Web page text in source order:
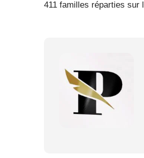
411 familles réparties sur